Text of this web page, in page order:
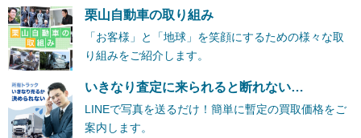
栗山自動車の取り組み
「お客様」と「地球」を笑顔にするための様々な取
り組みをご紹介します。
いきなり査定に来られると断れない…
LINEで写真を送るだけ！簡単に暫定の買取価格をご
案内します。